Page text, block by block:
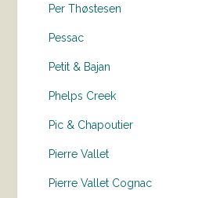
Per Thøstesen
Pessac
Petit & Bajan
Phelps Creek
Pic & Chapoutier
Pierre Vallet
Pierre Vallet Cognac